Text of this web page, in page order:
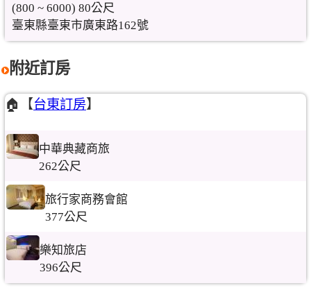
(800 ~ 6000) 80公尺
臺東縣臺東市廣東路162號
附近訂房
🏠【台東訂房】
中華典藏商旅
262公尺
旅行家商務會館
377公尺
樂知旅店
396公尺